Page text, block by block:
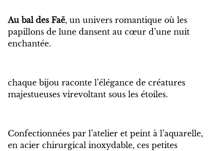
Au bal des Faë, un univers romantique où les
papillons de lune dansent au cœur d’une nuit
enchantée.
chaque bijou raconte l’élégance de créatures
majestueuses virevoltant sous les étoiles.
Confectionnées par l’atelier et peint à l’aquarelle,
en acier chirurgical inoxydable, ces petites